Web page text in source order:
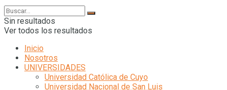
Sin resultados
Ver todos los resultados
Inicio
Nosotros
UNIVERSIDADES
Universidad Católica de Cuyo
Universidad Nacional de San Luis